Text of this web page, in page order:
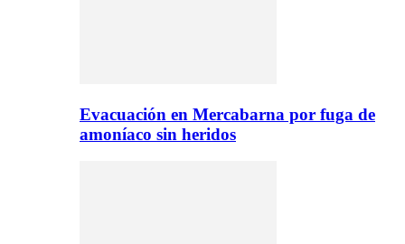
Evacuación en Mercabarna por fuga de
amoníaco sin heridos